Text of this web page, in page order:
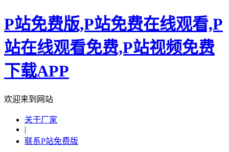
P站免费版,P站免费在线观看,P
站在线观看免费,P站视频免费
下载APP
欢迎来到网站
关于厂家
|
联系P站免费版